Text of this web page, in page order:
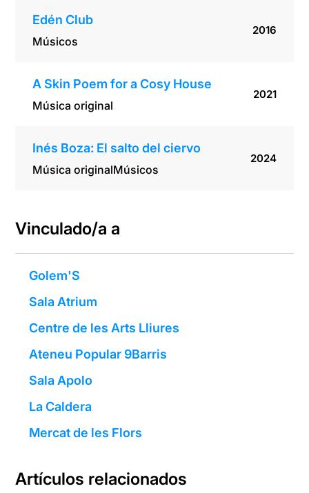
Edén Club
Músicos
2016
A Skin Poem for a Cosy House
Música original
2021
Inés Boza: El salto del ciervo
Música originalMúsicos
2024
Vinculado/a a
Golem'S
Sala Atrium
Centre de les Arts Lliures
Ateneu Popular 9Barris
Sala Apolo
La Caldera
Mercat de les Flors
Artículos relacionados